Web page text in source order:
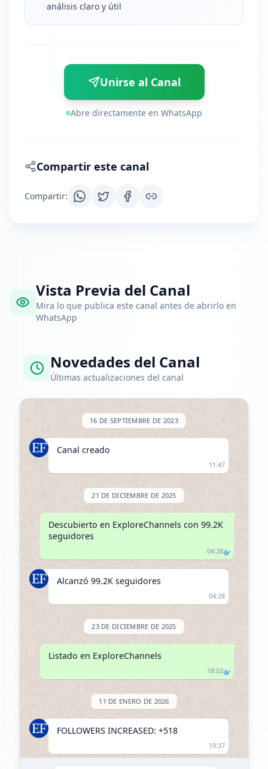
análisis claro y útil
Unirse al Canal
Abre directamente en WhatsApp
Compartir este canal
Compartir:
Vista Previa del Canal
Mira lo que publica este canal antes de abrirlo en
WhatsApp
Novedades del Canal
Últimas actualizaciones del canal
16 DE SEPTIEMBRE DE 2023
Canal creado
11:47
21 DE DICIEMBRE DE 2025
Descubierto en ExploreChannels con 99.2K
seguidores
04:28
Alcanzó 99.2K seguidores
04:28
23 DE DICIEMBRE DE 2025
Listado en ExploreChannels
18:03
11 DE ENERO DE 2026
FOLLOWERS INCREASED: +518
19:37